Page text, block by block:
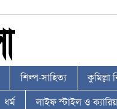
শিল্প-সাহিত্য কুমিল্লা
ধর্ম লাইফ স্টাইল ও